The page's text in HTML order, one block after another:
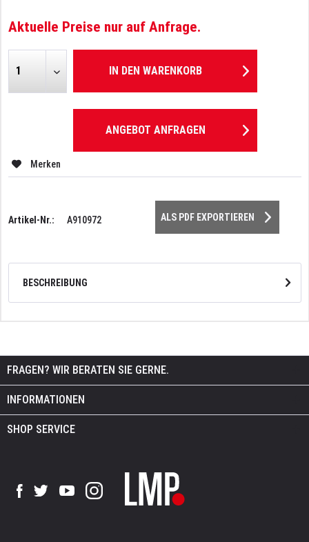
Aktuelle Preise nur auf Anfrage.
IN DEN WARENKORB
ANGEBOT ANFRAGEN
Merken
Artikel-Nr.: A910972 ALS PDF EXPORTIEREN
BESCHREIBUNG
FRAGEN? WIR BERATEN SIE GERNE.
INFORMATIONEN
SHOP SERVICE